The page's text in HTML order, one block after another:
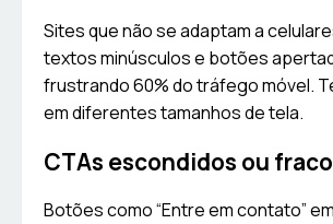
Sites que não se adaptam a
textos minúsculos e botões
frustrando 60% do tráfego móvel.
em diferentes tamanhos de tela.
CTAs escondidos ou
Botões como “Entre em contato”